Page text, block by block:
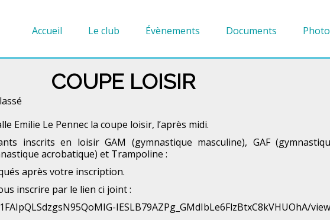
Accueil Le club Évènements Documents
COUPE LOISIR
Emilie Le Pennec la coupe loisir, l’après midi.
inscrits en loisir GAM (gymnastique masculine), GAF
acrobatique) et Trampoline :
après votre inscription.
inscrire par le lien ci joint :
IESLB79AZPg_GMdIbLe6FlzBtxC8kVHUOhA/